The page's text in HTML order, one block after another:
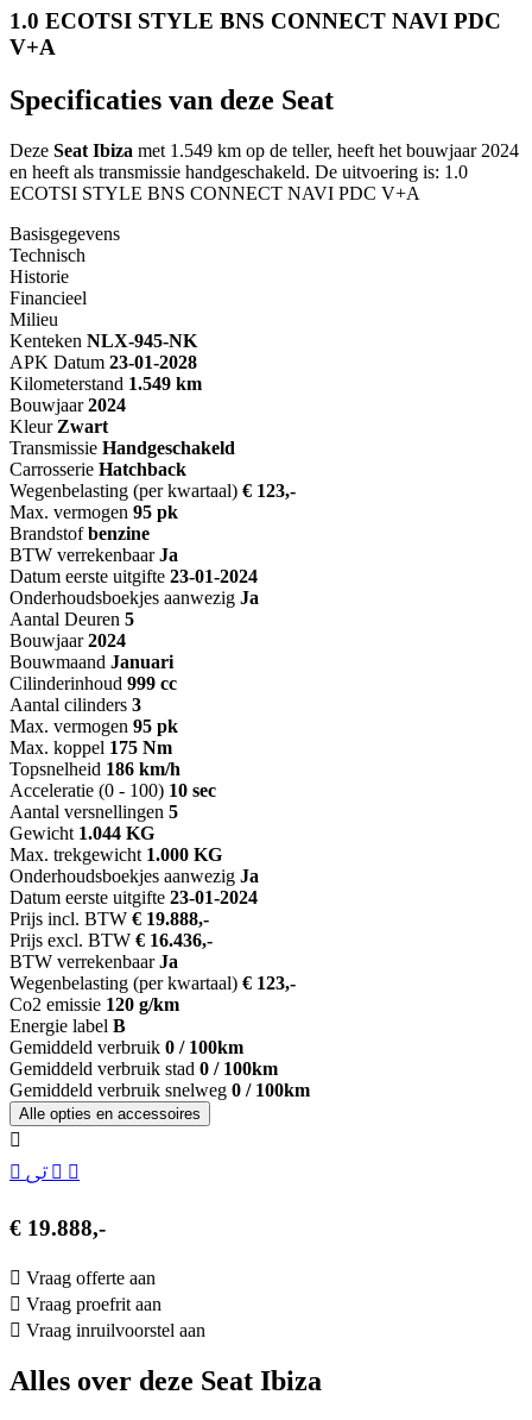
1.0 ECOTSI STYLE BNS CONNECT NAVI PDC
V+A
Specificaties van deze Seat
Deze Seat Ibiza met 1.549 km op de teller, heeft het bouwjaar 2024
en heeft als transmissie handgeschakeld. De uitvoering is: 1.0
ECOTSI STYLE BNS CONNECT NAVI PDC V+A
Basisgegevens
Technisch
Historie
Financieel
Milieu
Kenteken NLX-945-NK
APK Datum 23-01-2028
Kilometerstand 1.549 km
Bouwjaar 2024
Kleur Zwart
Transmissie Handgeschakeld
Carrosserie Hatchback
Wegenbelasting (per kwartaal) € 123,-
Max. vermogen 95 pk
Brandstof benzine
BTW verrekenbaar Ja
Datum eerste uitgifte 23-01-2024
Onderhoudsboekjes aanwezig Ja
Aantal Deuren 5
Bouwjaar 2024
Bouwmaand Januari
Cilinderinhoud 999 cc
Aantal cilinders 3
Max. vermogen 95 pk
Max. koppel 175 Nm
Topsnelheid 186 km/h
Acceleratie (0 - 100) 10 sec
Aantal versnellingen 5
Gewicht 1.044 KG
Max. trekgewicht 1.000 KG
Onderhoudsboekjes aanwezig Ja
Datum eerste uitgifte 23-01-2024
Prijs incl. BTW € 19.888,-
Prijs excl. BTW € 16.436,-
BTW verrekenbaar Ja
Wegenbelasting (per kwartaal) € 123,-
Co2 emissie 120 g/km
Energie label B
Gemiddeld verbruik 0 / 100km
Gemiddeld verbruik stad 0 / 100km
Gemiddeld verbruik snelweg 0 / 100km
Alle opties en accessoires
€ 19.888,-
Vraag offerte aan
Vraag proefrit aan
Vraag inruilvoorstel aan
Alles over deze Seat Ibiza